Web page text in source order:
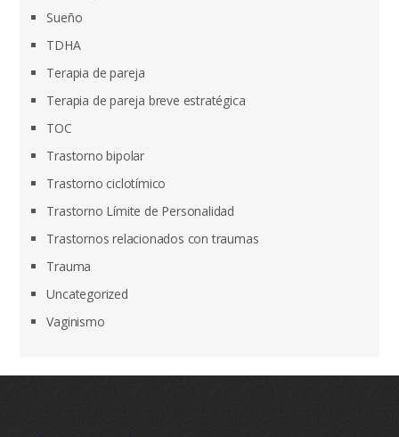
Sueño
TDHA
Terapia de pareja
Terapia de pareja breve estratégica
TOC
Trastorno bipolar
Trastorno ciclotímico
Trastorno Límite de Personalidad
Trastornos relacionados con traumas
Trauma
Uncategorized
Vaginismo